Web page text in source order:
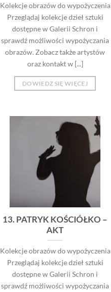
Kolekcje obrazów do wypożyczenia
Przeglądaj kolekcje dzieł sztuki
dostępne w Galerii Schron i
sprawdź możliwości wypożyczania
obrazów. Zobacz także artystów
oraz kontakt w [...]
DOWIEDZ SIĘ WIĘCEJ
13. PATRYK KOŚCIÓŁKO –
AKT
Kolekcje obrazów do wypożyczenia
Przeglądaj kolekcje dzieł sztuki
dostępne w Galerii Schron i
sprawdź możliwości wypożyczania